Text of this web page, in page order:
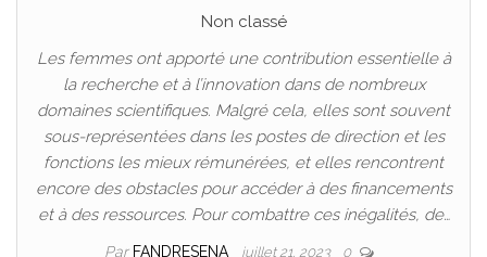
Non classé
Les femmes ont apporté une contribution essentielle à
la recherche et à l’innovation dans de nombreux
domaines scientifiques. Malgré cela, elles sont souvent
sous-représentées dans les postes de direction et les
fonctions les mieux rémunérées, et elles rencontrent
encore des obstacles pour accéder à des financements
et à des ressources. Pour combattre ces inégalités, de…
Par FANDRESENA juillet 21, 2023 0